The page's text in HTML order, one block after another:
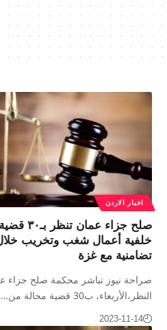
اخبار الاردن
صلح جزاء عمان
خلفية أعمال شغب وتخريب
تضامنية مع غزة
صراحة نيوز تباشر محكمة صلح جزاء
النظر،الأربعاء، ب30 قضية محالة من…
2023-11-14